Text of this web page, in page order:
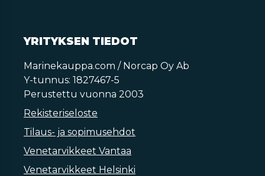
YRITYKSEN TIEDOT
Marinekauppa.com / Norcap Oy Ab
Y-tunnus: 1827467-5
Perustettu vuonna 2003
Rekisteriseloste
Tilaus- ja sopimusehdot
Venetarvikkeet Vantaa
Venetarvikkeet Helsinki